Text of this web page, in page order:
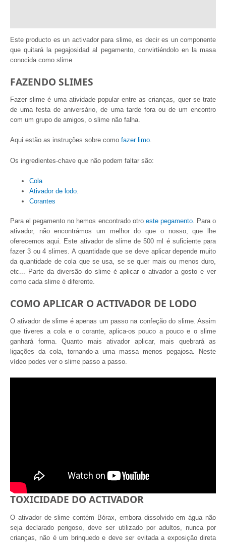
Este producto es un activador para slime, es decir es un componente
que quitará la pegajosidad al pegamento, convirtiéndolo en la masa
conocida como slime
FAZENDO SLIMES
Fazer slime é uma atividade popular entre as crianças, quer se trate
de uma festa de aniversário, de uma tarde fora ou de um encontro
com um grupo de amigos, o slime não falha.
Aqui estão as instruções sobre como fazer limo.
Os ingredientes-chave que não podem faltar são:
Cola
Ativador de lodo.
Corantes
Para el pegamento no hemos encontrado otro este pegamento. Para o
ativador, não encontrámos um melhor do que o nosso, que lhe
oferecemos aqui. Este ativador de slime de 500 ml é suficiente para
fazer 3 ou 4 slimes. A quantidade que se deve aplicar depende muito
da quantidade de cola que se usa, se se quer mais ou menos duro,
etc... Parte da diversão do slime é aplicar o ativador a gosto e ver
como cada slime é diferente.
COMO APLICAR O ACTIVADOR DE LODO
O ativador de slime é apenas um passo na confeção do slime. Assim
que tiveres a cola e o corante, aplica-os pouco a pouco e o slime
ganhará forma. Quanto mais ativador aplicar, mais quebrará as
ligações da cola, tornando-a uma massa menos pegajosa. Neste
vídeo podes ver o slime passo a passo.
TOXICIDADE DO ACTIVADOR
O ativador de slime contém Bórax, embora dissolvido em água não
seja declarado perigoso, deve ser utilizado por adultos, nunca por
crianças, não é um brinquedo e deve ser evitada a exposição direta